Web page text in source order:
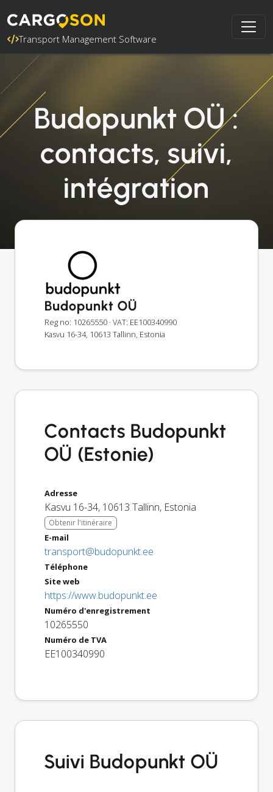
Transport Management Software
Budopunkt OÜ :
contacts, suivi,
intégration
Budopunkt OÜ
Reg no: 10265550 · VAT: EE100340990
Kasvu 16-34, 10613 Tallinn, Estonia
Contacts Budopunkt
OÜ (Estonie)
Adresse
Kasvu 16-34, 10613 Tallinn, Estonia
Obtenir l'itinéraire
E-mail
transport@budopunkt.ee
Téléphone
Site web
https://www.budopunkt.ee
Numéro d'enregistrement
10265550
Numéro de TVA
EE100340990
Suivi Budopunkt OÜ